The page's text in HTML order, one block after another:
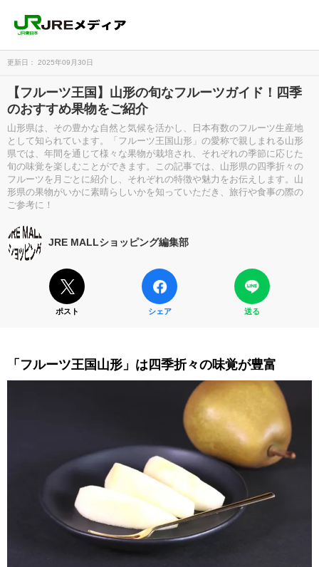
更新日： 2025年09月30日
【フルーツ王国】山形の旬なフルーツガイド！四季
のおすすめ果物をご紹介
山形県は、その豊かな自然と気候を活かし、日本有数のフルーツ生産地
として知られています。「フルーツ王国山形」の愛称で親しまれる山形
県では、年間を通じて様々な果物が栽培され、それぞれの季節に応じた
旬の味覚を楽しむことができます。この記事では、山形県の四季折々の
フルーツを月ごとに紹介し、それぞれの特徴や魅力をお伝えします。山
形県の果物がいかに素晴らしいかを知っていただき、旅行や食事の際の
ご参考に！
JRE MALLショッピング編集部
ポスト シェア 送る
「フルーツ王国山形」は四季折々の味覚が豊富